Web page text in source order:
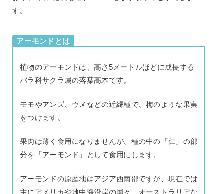
す。
アーモンドとは
植物のアーモンドは、高さ5メートルほどに成長する
バラ科サクラ属の落葉高木です。
モモやアンズ、ウメなどの近縁種で、梅のような果実
をつけます。
果肉は薄く食用になりませんが、種の中の「仁」の部
分を「アーモンド」として食用にします。
アーモンドの原産地はアジア西南部ですが、現在では
主にアメリカや地中海沿岸の国々、オーストラリアな